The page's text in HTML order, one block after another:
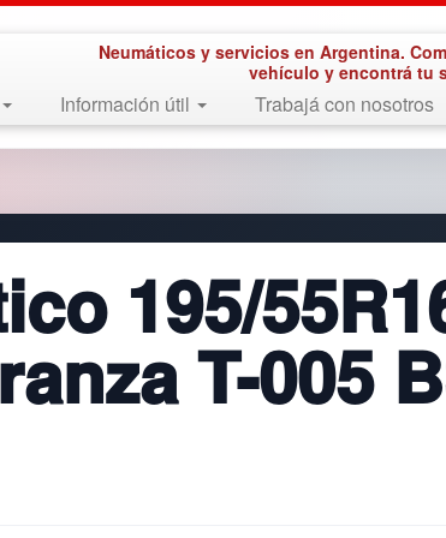
Neumáticos y servicios en Argentina.
vehículo y encontrá tu
Información útil Trabajá con nosotros
195/
T-005